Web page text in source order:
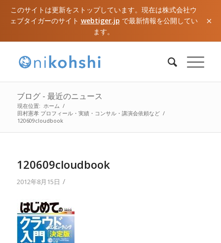
このサイトは更新をストップしています。現在は株式会社ウ
ェブタイガーのサイト webtiger.jp で最新情報を公開してい
ます。
×
ブログ - 最近のニュース
現在位置: ホーム /
田村憲孝 プロフィール・実績・コンサル・講演会依頼など /
120609cloudbook
120609cloudbook
2012年8月15日 /